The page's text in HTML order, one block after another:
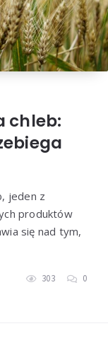
chleb:
jeden z
produktów
się nad tym,
303 0